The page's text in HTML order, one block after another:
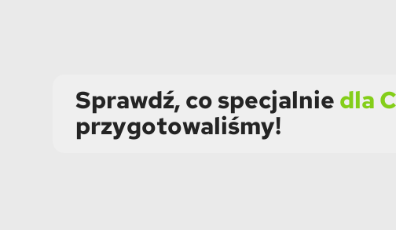
Sprawdź, co specjalnie dla
przygotowaliśmy!